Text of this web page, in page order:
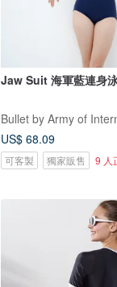
Jaw Suit 海軍藍連身
Bullet by Army of
US$ 68.09
可客製 獨家販售 9 人